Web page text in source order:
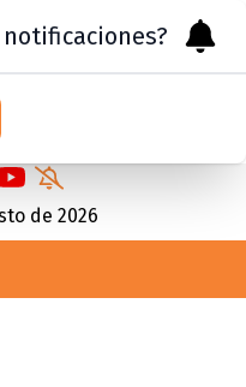
de 2026